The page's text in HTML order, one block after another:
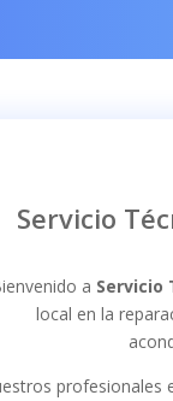
Servicio
a Servicio
local en la
profesionales